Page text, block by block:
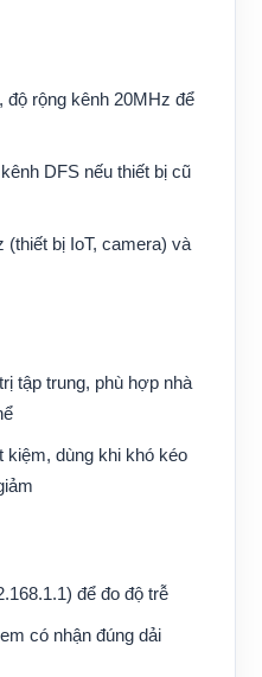
độ rộng kênh 20MHz để
DFS nếu thiết bị cũ
(thiết bị IoT, camera) và
tập trung, phù hợp nhà
kiệm, dùng khi khó kéo
để đo độ trễ
có nhận đúng dải